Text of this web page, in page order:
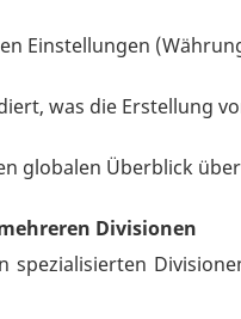
Einstellungen
was die Erstellung
globalen Überblick
Divisionen
spezialisierten